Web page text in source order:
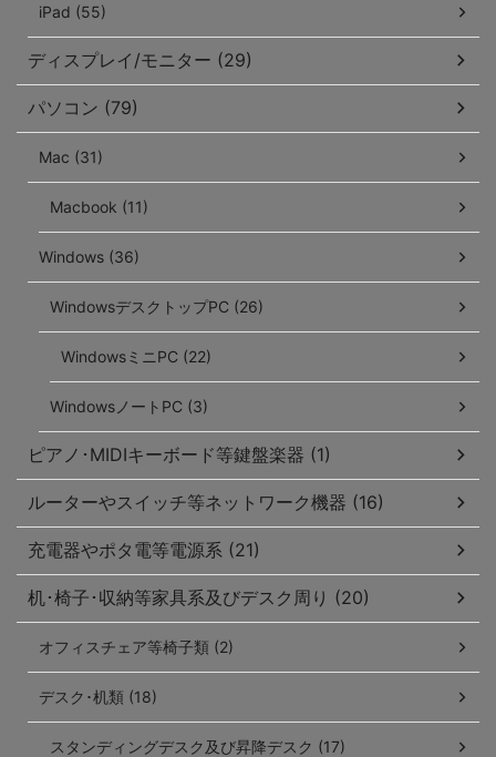
iPad (55)
ディスプレイ/モニター (29)
パソコン (79)
Mac (31)
Macbook (11)
Windows (36)
WindowsデスクトップPC (26)
WindowsミニPC (22)
WindowsノートPC (3)
ピアノ･MIDIキーボード等鍵盤楽器 (1)
ルーターやスイッチ等ネットワーク機器 (16)
充電器やポタ電等電源系 (21)
机･椅子･収納等家具系及びデスク周り (20)
オフィスチェア等椅子類 (2)
デスク･机類 (18)
スタンディングデスク及び昇降デスク (17)